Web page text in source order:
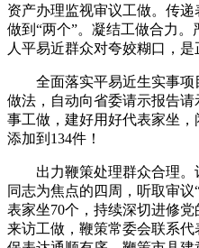
资产办理监视审议工做。传递
做到“两个”。凝结工做合力
人平易近群众对夸姣糊口，是
全面落实平易近生实事项
做法，自动向省委请示报告请
事工做，建好用好代表家坐
添加到134件！
出力鞭策处理群众合理。
同志为焦点的四周，听取审
表家坐70个，持续深切进修
来访工做，鞭策常委会联系